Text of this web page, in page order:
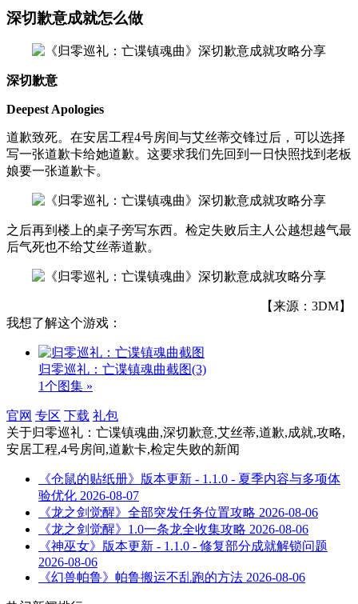
深切歉意成就怎么做
深切歉意
Deepest Apologies
道歉致死。在安居工程4号房间与艾丝蒂交锋过后，可以选择
写一张道歉卡给她道歉。这要求我们先回到一日快照找到老板
娘要一张道歉卡。
之后再到楼上的桌子旁写东西。检定失败后主人公越想越气最
后气死也不给艾丝蒂道歉。
【来源：3DM】
我想了解这个游戏：
归零巡礼：亡谍镇魂曲截图(3)
1个图集 »
官网 专区 下载 礼包
关于归零巡礼：亡谍镇魂曲,深切歉意,艾丝蒂,道歉,成就,攻略,
安居工程,4号房间,道歉卡,检定失败的新闻
《仓鼠的贴纸册》版本更新 - 1.1.0 - 夏季内容与多项体
验优化 2026-08-07
《龙之剑觉醒》全部突发任务位置攻略 2026-08-06
《龙之剑觉醒》1.0一条龙全收集攻略 2026-08-06
《神巫女》版本更新 - 1.1.0 - 修复部分成就解锁问题
2026-08-06
《幻兽帕鲁》帕鲁搬运不乱跑的方法 2026-08-06